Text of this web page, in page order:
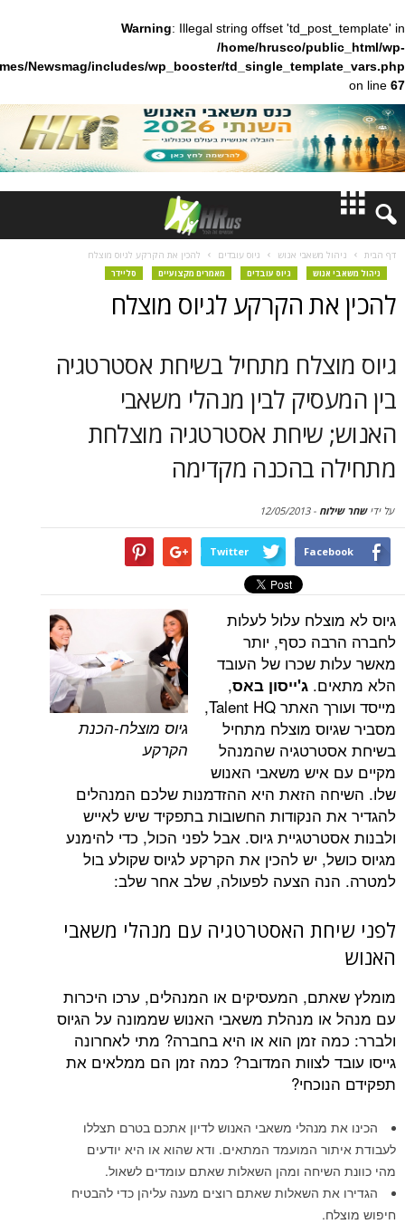
Warning: Illegal string offset
/home/hrusco/
content/themes/Newsmag/includes/wp_booster/
חדשות
משאבי אנוש גיוס עובדים להכין את הקרקע לגיוס מוצלח
גיוס עובדים מאמרים מקצועיים סליידר
הקרקע לגיוס מוצלח
מתחיל בשיחת אסטרטגיה
לבין מנהלי משאבי
שיחת אסטרטגיה מוצלחת
בהכנה מקדימה
-
12/05/2013
Twitter
גיוס מוצלח-הכנת
הקרקע
עלול לעלות
כסף, יותר
שכרו של העובד
ג'ייסון באס,
מייסד ועורך האתר Talent HQ,
מוצלח מתחיל
שהמנהל
משאבי האנוש
הזאת היא ההזדמנות שלכם המנהלים
הנקודות החשובות בתפקיד שיש לאייש
גיוס. אבל לפני הכול, כדי להימנע
יש להכין את הקרקע לגיוס שקולע בול
הצעה לפעולה, שלב אחר שלב:
האסטרטגיה עם מנהלי משאבי
המעסיקים או המנהלים, ערכו היכרות
מנהלת משאבי האנוש שממונה על הגיוס
זמן הוא או היא בחברה? מתי לאחרונה
לצוות המדובר? כמה זמן הם ממלאים את
מנהלי משאבי האנוש לדיון אתכם בטרם תצללו
המועמד המתאים. ודא שהוא או היא יודעים
ומהן השאלות שאתם עומדים לשאול.
השאלות שאתם רוצים מענה עליהן כדי להבטיח